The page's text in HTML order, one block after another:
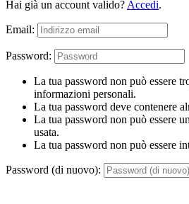
Hai già un account valido? Accedi.
Email:
Password:
La tua password non può essere
informazioni personali.
La tua password deve contenere
La tua password non può essere
usata.
La tua password non può essere
Password (di nuovo):